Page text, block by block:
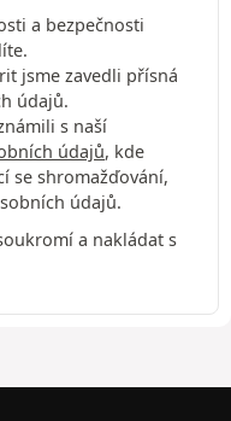
a bezpečnosti
jsme zavedli přísná
údajů.
s naší
údajů, kde
se shromažďování,
údajů.
a nakládat s